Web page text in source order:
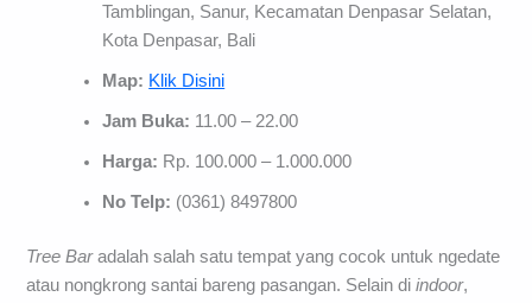
Tamblingan, Sanur, Kecamatan Denpasar Selatan,
Kota Denpasar, Bali
Map: Klik Disini
Jam Buka: 11.00 – 22.00
Harga: Rp. 100.000 – 1.000.000
No Telp: (0361) 8497800
Tree Baradalah salah satu tempat yang cocok untuk ngedate
atau nongkrong santai bareng pasangan. Selain diindoor,